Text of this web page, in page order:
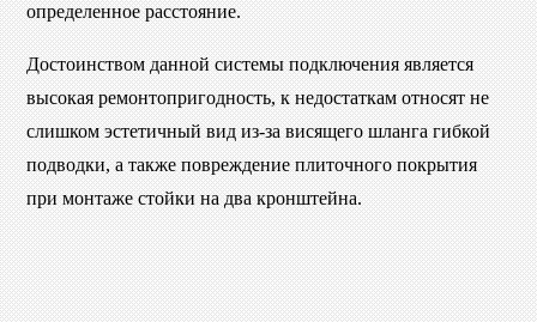
определенное расстояние.
Достоинством данной системы подключения является
высокая ремонтопригодность, к недостаткам относят не
слишком эстетичный вид из-за висящего шланга гибкой
подводки, а также повреждение плиточного покрытия
при монтаже стойки на два кронштейна.